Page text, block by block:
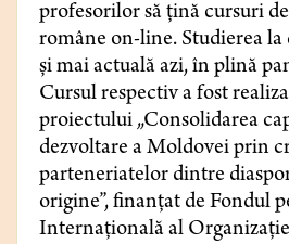
profesorilor să țină cursuri
române on-line. Studierea la
și mai actuală azi, în plină
Cursul respectiv a fost
proiectului „Consolidarea
dezvoltare a Moldovei prin
parteneriatelor dintre
origine”, finanțat de Fondul
Internațională al